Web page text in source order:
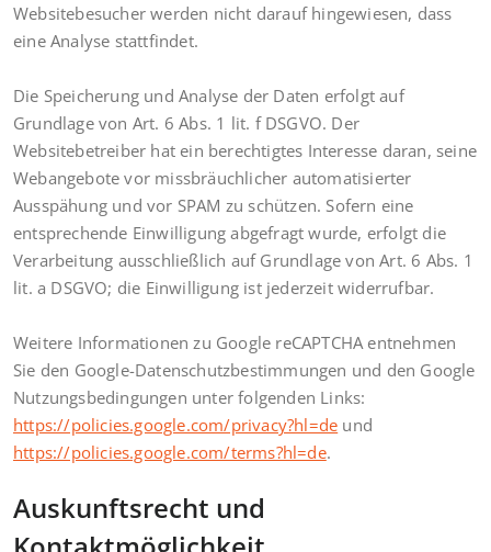
Websitebesucher werden nicht darauf hingewiesen, dass
eine Analyse stattfindet.
Die Speicherung und Analyse der Daten erfolgt auf
Grundlage von Art. 6 Abs. 1 lit. f DSGVO. Der
Websitebetreiber hat ein berechtigtes Interesse daran, seine
Webangebote vor missbräuchlicher automatisierter
Ausspähung und vor SPAM zu schützen. Sofern eine
entsprechende Einwilligung abgefragt wurde, erfolgt die
Verarbeitung ausschließlich auf Grundlage von Art. 6 Abs. 1
lit. a DSGVO; die Einwilligung ist jederzeit widerrufbar.
Weitere Informationen zu Google reCAPTCHA entnehmen
Sie den Google-Datenschutzbestimmungen und den Google
Nutzungsbedingungen unter folgenden Links:
https://policies.google.com/privacy?hl=de und
https://policies.google.com/terms?hl=de.
Auskunftsrecht und